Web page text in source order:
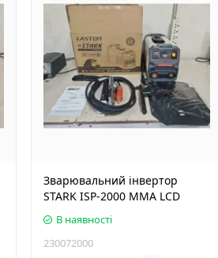
Зварювальний інвертор
STARK ISP-2000 MMA LCD
В наявності
230072000